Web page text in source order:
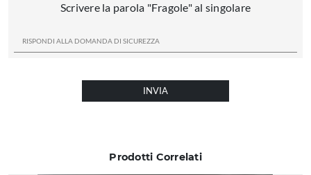
Prodotti Correlati
Scrivere la parola "Fragole" al singolare
INVIA